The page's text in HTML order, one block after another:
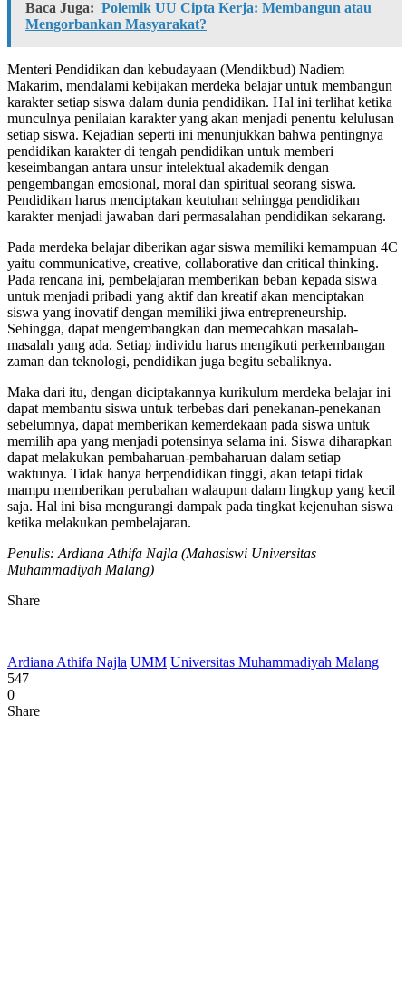
Baca Juga: Polemik UU Cipta Kerja: Membangun atau
Mengorbankan Masyarakat?
Menteri Pendidikan dan kebudayaan (Mendikbud) Nadiem
Makarim, mendalami kebijakan merdeka belajar untuk membangun
karakter setiap siswa dalam dunia pendidikan. Hal ini terlihat ketika
munculnya penilaian karakter yang akan menjadi penentu kelulusan
setiap siswa. Kejadian seperti ini menunjukkan bahwa pentingnya
pendidikan karakter di tengah pendidikan untuk memberi
keseimbangan antara unsur intelektual akademik dengan
pengembangan emosional, moral dan spiritual seorang siswa.
Pendidikan harus menciptakan keutuhan sehingga pendidikan
karakter menjadi jawaban dari permasalahan pendidikan sekarang.
Pada merdeka belajar diberikan agar siswa memiliki kemampuan 4C
yaitu communicative, creative, collaborative dan critical thinking.
Pada rencana ini, pembelajaran memberikan beban kepada siswa
untuk menjadi pribadi yang aktif dan kreatif akan menciptakan
siswa yang inovatif dengan memiliki jiwa entrepreneurship.
Sehingga, dapat mengembangkan dan memecahkan masalah-
masalah yang ada. Setiap individu harus mengikuti perkembangan
zaman dan teknologi, pendidikan juga begitu sebaliknya.
Maka dari itu, dengan diciptakannya kurikulum merdeka belajar ini
dapat membantu siswa untuk terbebas dari penekanan-penekanan
sebelumnya, dapat memberikan kemerdekaan pada siswa untuk
memilih apa yang menjadi potensinya selama ini. Siswa diharapkan
dapat melakukan pembaharuan-pembaharuan dalam setiap
waktunya. Tidak hanya berpendidikan tinggi, akan tetapi tidak
mampu memberikan perubahan walaupun dalam lingkup yang kecil
saja. Hal ini bisa mengurangi dampak pada tingkat kejenuhan siswa
ketika melakukan pembelajaran.
Penulis: Ardiana Athifa Najla (Mahasiswi Universitas
Muhammadiyah Malang)
Share
Ardiana Athifa Najla UMM Universitas Muhammadiyah Malang
547
0
Share